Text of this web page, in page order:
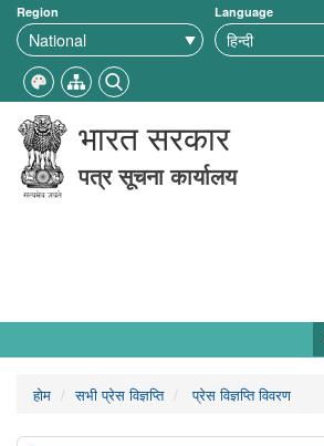
Region Language
भारत सरकार
पत्र सूचना कार्यालय
होम सभी प्रेस विज्ञप्ति प्रेस विज्ञप्ति विवरण